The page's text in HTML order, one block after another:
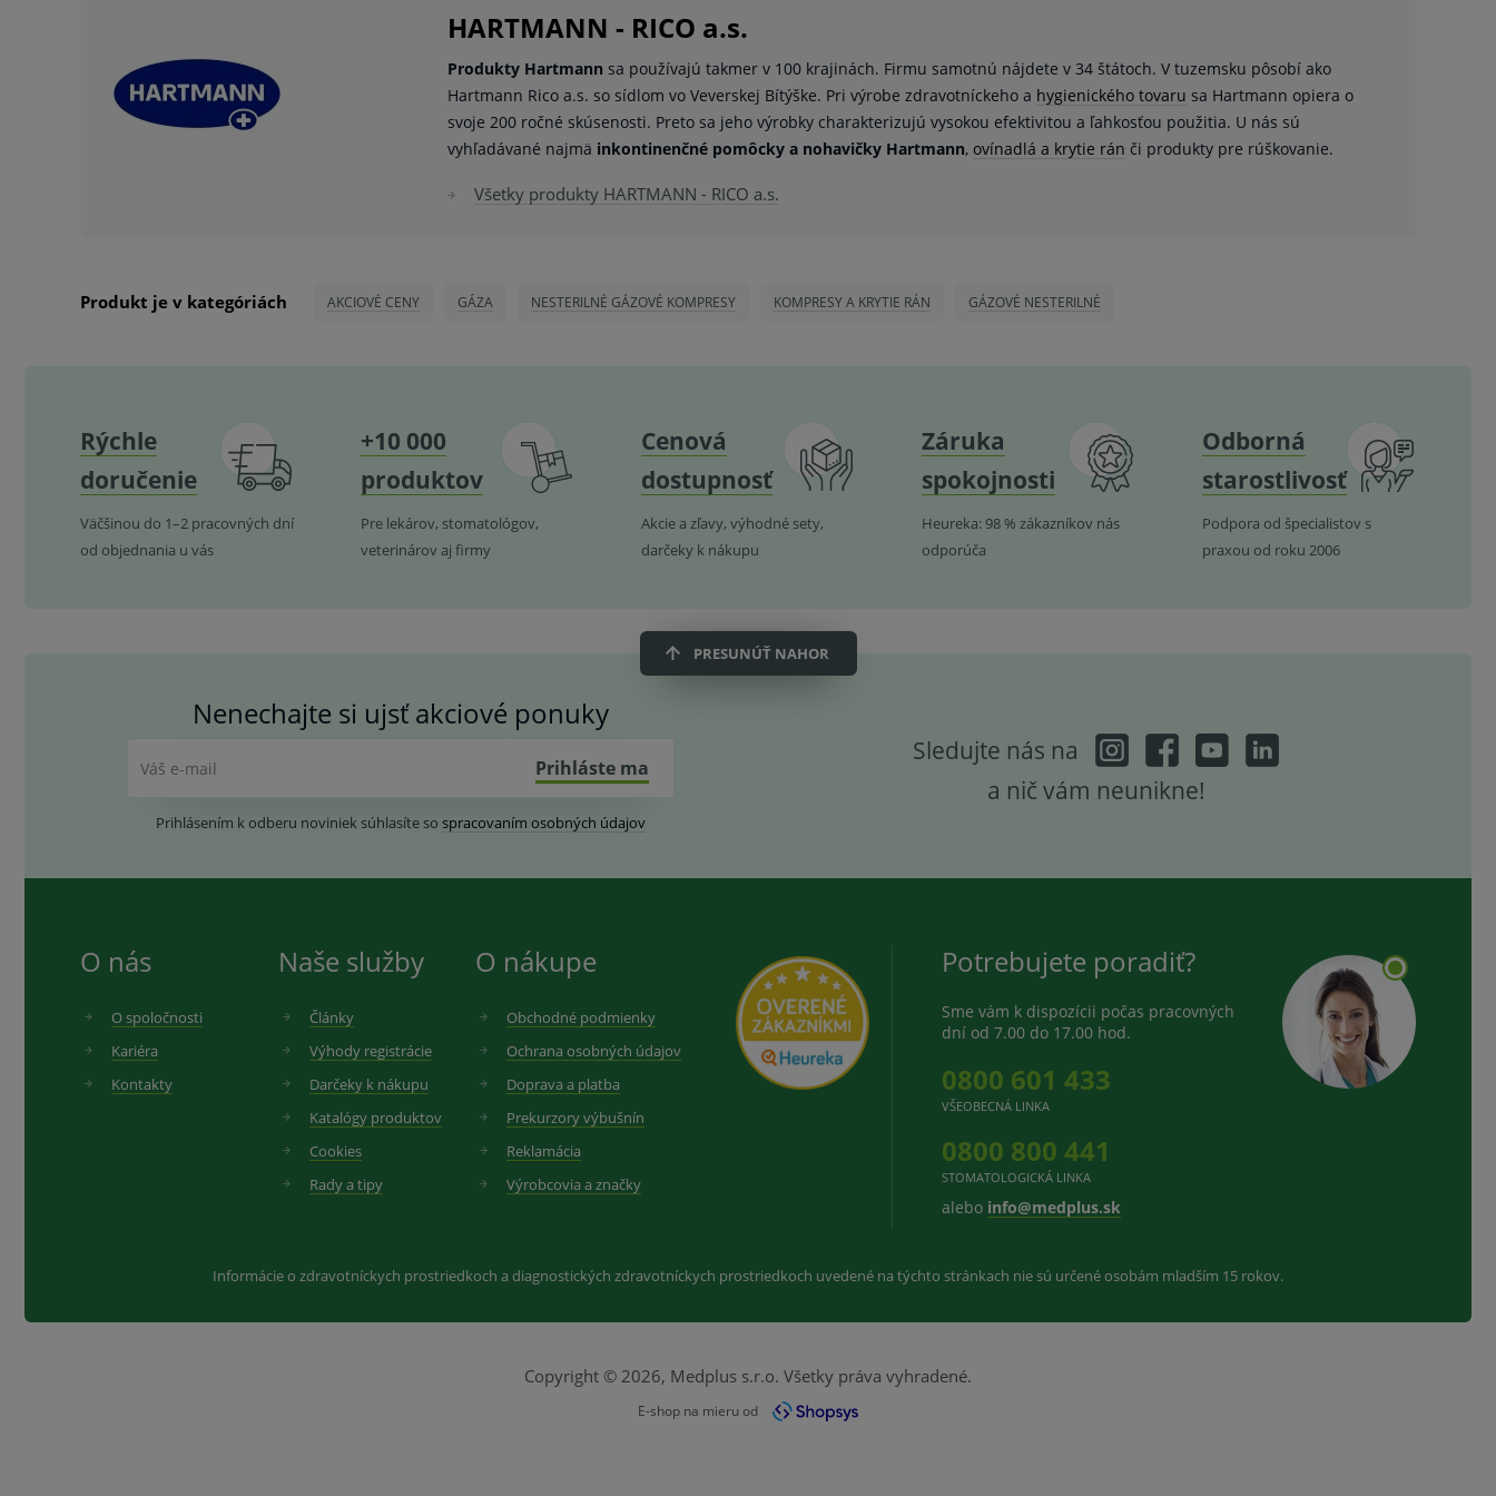
HARTMANN - RICO a.s.
Produkty Hartmann sa používajú takmer v 100 krajinách. Firmu samotnú nájdete v 34 štátoch. V tuzemsku pôsobí ako
Hartmann Rico a.s. so sídlom vo Veverskej Bítýške. Pri výrobe zdravotníckeho a hygienického tovaru sa Hartmann opiera o
svoje 200 ročné skúsenosti. Preto sa jeho výrobky charakterizujú vysokou efektivitou a ľahkosťou použitia. U nás sú
vyhľadávané najmä inkontinenčné pomôcky a nohavičky Hartmann, ovínadlá a krytie rán či produkty pre rúškovanie.
Všetky produkty HARTMANN - RICO a.s.
Produkt je v kategóriách AKCIOVÉ CENY GÁZA NESTERILNÉ GÁZOVÉ KOMPRESY KOMPRESY A KRYTIE RÁN GÁZOVÉ NESTERILNÉ
Rýchle
doručenie
Väčšinou do 1–2 pracovných dní
od objednania u vás
+10 000
produktov
Pre lekárov, stomatológov,
veterinárov aj firmy
Cenová
dostupnosť
Akcie a zľavy, výhodné sety,
darčeky k nákupu
Záruka
spokojnosti
Heureka: 98 % zákazníkov nás
odporúča
Odborná
starostlivosť
Podpora od špecialistov s
praxou od roku 2006
PRESUNÚŤ NAHOR
Nenechajte si ujsť akciové ponuky
Váš e-mail Prihláste ma
Prihlásením k odberu noviniek súhlasíte so spracovaním osobných údajov
Sledujte nás na
a nič vám neunikne!
O nás
O spoločnosti
Kariéra
Kontakty
Naše služby
Články
Výhody registrácie
Darčeky k nákupu
Katalógy produktov
Cookies
Rady a tipy
O nákupe
Obchodné podmienky
Ochrana osobných údajov
Doprava a platba
Prekurzory výbušnín
Reklamácia
Výrobcovia a značky
Potrebujete poradiť?
Sme vám k dispozícii počas pracovných
dní od 7.00 do 17.00 hod.
0800 601 433
VŠEOBECNÁ LINKA
0800 800 441
STOMATOLOGICKÁ LINKA
alebo info@medplus.sk
Informácie o zdravotníckych prostriedkoch a diagnostických zdravotníckych prostriedkoch uvedené na týchto stránkach nie sú určené osobám mladším 15 rokov.
Copyright © 2026, Medplus s.r.o. Všetky práva vyhradené.
E-shop na mieru od